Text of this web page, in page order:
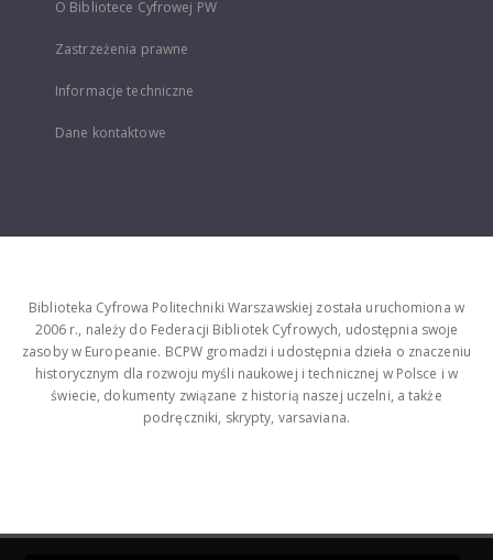
O Bibliotece Cyfrowej PW
Zastrzeżenia prawne
Informacje techniczne
Dane kontaktowe
Biblioteka Cyfrowa Politechniki Warszawskiej została uruchomiona w
2006 r., należy do Federacji Bibliotek Cyfrowych, udostępnia swoje
zasoby w Europeanie. BCPW gromadzi i udostępnia dzieła o znaczeniu
historycznym dla rozwoju myśli naukowej i technicznej w Polsce i w
świecie, dokumenty związane z historią naszej uczelni, a także
podręczniki, skrypty, varsaviana.